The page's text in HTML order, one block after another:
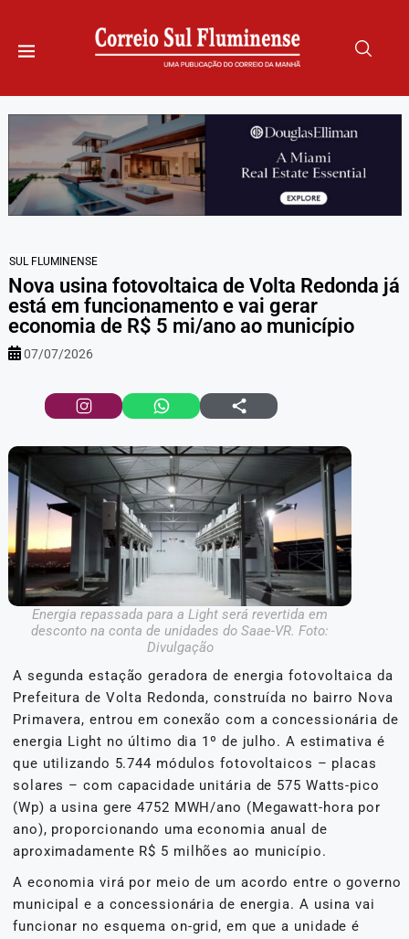
SUL FLUMINENSE
Nova usina fotovoltaica de Volta Redonda já
está em funcionamento e vai gerar
economia de R$ 5 mi/ano ao município
07/07/2026
Energia repassada para a Light será revertida em
desconto na conta de unidades do Saae-VR. Foto:
Divulgação
A segunda estação geradora de energia fotovoltaica da
Prefeitura de Volta Redonda, construída no bairro Nova
Primavera, entrou em conexão com a concessionária de
energia Light no último dia 1º de julho. A estimativa é
que utilizando 5.744 módulos fotovoltaicos – placas
solares – com capacidade unitária de 575 Watts-pico
(Wp) a usina gere 4752 MWH/ano (Megawatt-hora por
ano), proporcionando uma economia anual de
aproximadamente R$ 5 milhões ao município.
A economia virá por meio de um acordo entre o governo
municipal e a concessionária de energia. A usina vai
funcionar no esquema on-grid, em que a unidade é